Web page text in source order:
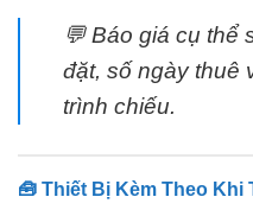
💬 Báo giá cụ thể
đặt, số ngày thuê
trình chiếu.
🧰 Thiết Bị Kèm Theo Khi